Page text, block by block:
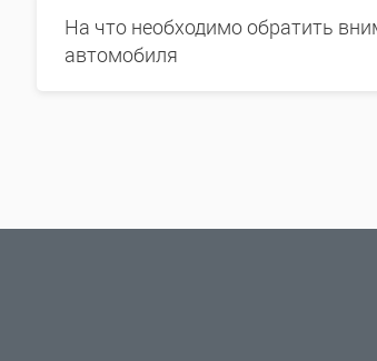
На что необходимо обратить
автомобиля